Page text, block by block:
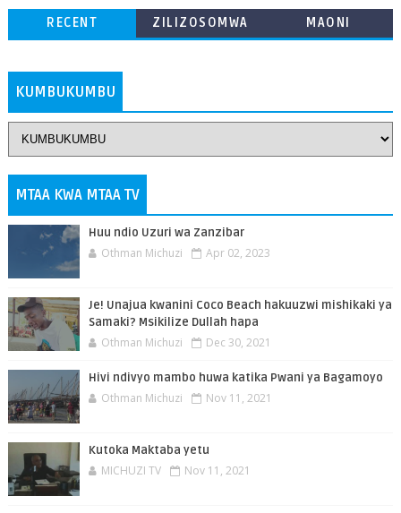
RECENT
ZILIZOSOMWA
MAONI
KUMBUKUMBU
MTAA KWA MTAA TV
Huu ndio Uzuri wa Zanzibar
Othman Michuzi Apr 02, 2023
Je! Unajua kwanini Coco Beach hakuuzwi mishikaki ya
Samaki? Msikilize Dullah hapa
Othman Michuzi Dec 30, 2021
Hivi ndivyo mambo huwa katika Pwani ya Bagamoyo
Othman Michuzi Nov 11, 2021
Kutoka Maktaba yetu
MICHUZI TV Nov 11, 2021